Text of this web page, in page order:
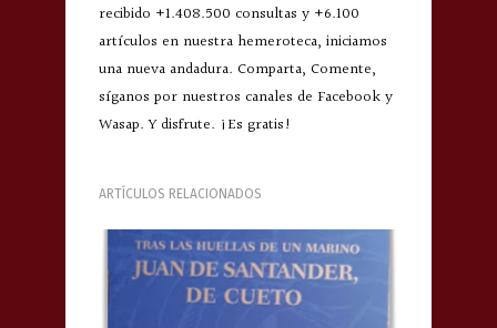
recibido +1.408.500 consultas y +6.100
artículos en nuestra hemeroteca, iniciamos
una nueva andadura. Comparta, Comente,
síganos por nuestros canales de Facebook y
Wasap. Y disfrute. ¡Es gratis!
ARTÍCULOS RELACIONADOS